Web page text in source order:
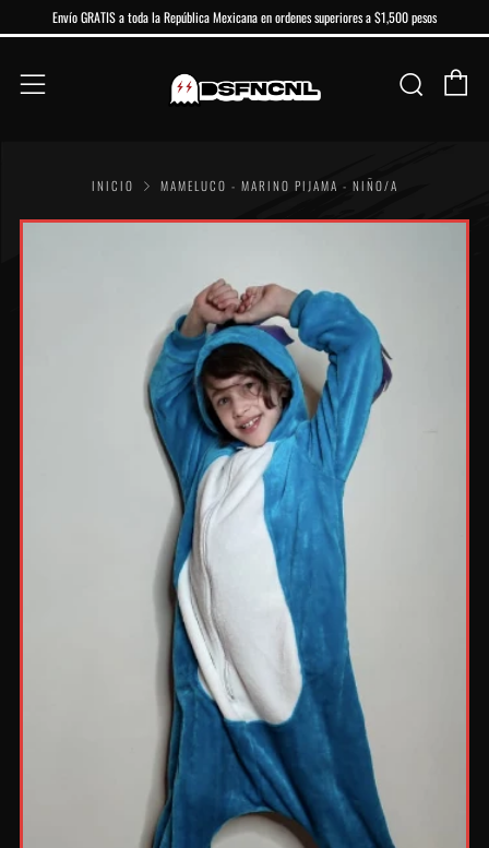
Envío GRATIS a toda la República Mexicana en ordenes superiores a $1,500 pesos
Menú Buscar
INICIO MAMELUCO - MARINO PIJAMA - NIÑO/A